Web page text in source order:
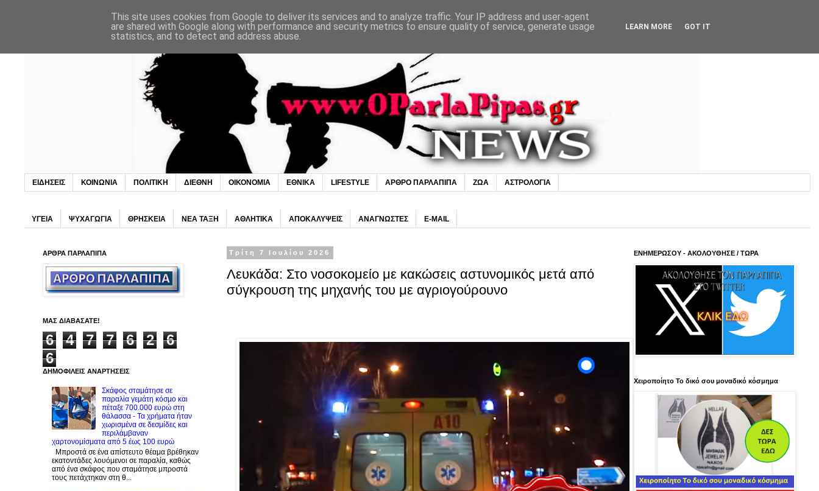
ΕΙΔΗΣΕΙΣ ΚΟΙΝΩΝΙΑ ΠΟΛΙΤΙΚΗ ΔΙΕΘΝΗ ΟΙΚΟΝΟΜΙΑ ΕΘΝΙΚΑ LIFESTYLE ΑΡΘΡΟ ΠΑΡΛΑΠΙΠΑ ΖΩΑ ΑΣΤΡΟΛΟΓΙΑ
ΥΓΕΙΑ ΨΥΧΑΓΩΓΙΑ ΘΡΗΣΚΕΙΑ ΝΕΑ ΤΑΞΗ ΑΘΛΗΤΙΚΑ ΑΠΟΚΑΛΥΨΕΙΣ ΑΝΑΓΝΩΣΤΕΣ E-MAIL
Τρίτη 7 Ιουλίου 2026
Λευκάδα: Στο νοσοκομείο με κακώσεις αστυνομικός μετά από
σύγκρουση της μηχανής του με αγριογούρουνο
ΑΡΘΡΑ ΠΑΡΛΑΠΙΠΑ
ΜΑΣ ΔΙΑΒΑΣΑΤΕ!
6 4 7 7 6 2
6
6
ΔΗΜΟΦΙΛΕΙΣ ΑΝΑΡΤΗΣΕΙΣ
Σκάφος σταμάτησε σε
παραλία γεμάτη κόσμο και
πέταξε 700.000 ευρώ στη
θάλασσα - Τα χρήματα ήταν
χωρισμένα σε δεσμίδες και
περιλάμβαναν
χαρτονομίσματα από 5 έως 100 ευρώ
Μπροστά σε ένα απίστευτο θέαμα βρέθηκαν
εκατοντάδες λουόμενοι σε παραλία, καθώς
από ένα σκάφος που σταμάτησε μπροστά
τους πετάχτηκαν στη θ...
ΕΝΗΜΕΡΩΣΟΥ - ΑΚΟΛΟΥΘΗΣΕ / ΤΩΡΑ
Χειροποίητο Το δικό σου μοναδικό κόσμημα
This site uses cookies from Google to deliver its services and to analyze traffic. Your IP address and user-agent
are shared with Google along with performance and security metrics to ensure quality of service, generate usage
statistics, and to detect and address abuse.
LEARN MORE GOT IT